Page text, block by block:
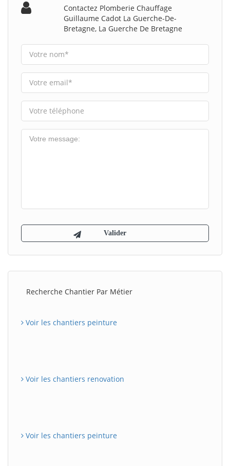
Contactez Plomberie Chauffage
Guillaume Cadot La Guerche-De-
Bretagne, La Guerche De Bretagne
Recherche Chantier Par Métier
Voir les chantiers peinture
Voir les chantiers renovation
Voir les chantiers peinture